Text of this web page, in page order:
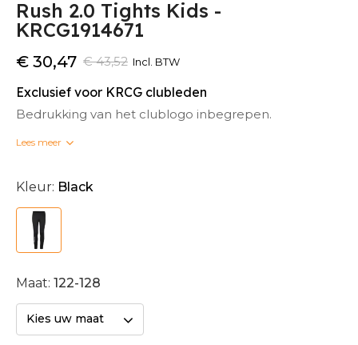
Rush 2.0 Tights Kids -
KRCG1914671
€ 43,52
€ 30,47 Incl. BTW
Exclusief voor KRCG clubleden
Bedrukking van het clublogo inbegrepen.
Bedrukte clubkleding kan niet omgeruild worden.
Lees meer
Kleur: Black
Maat: 122-128
Kies uw maat